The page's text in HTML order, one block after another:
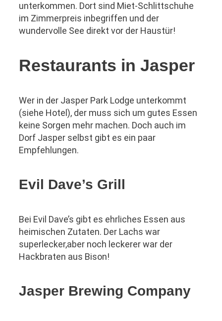
unterkommen. Dort sind Miet-Schlittschuhe
im Zimmerpreis inbegriffen und der
wundervolle See direkt vor der Haustür!
Restaurants in Jasper
Wer in der Jasper Park Lodge unterkommt
(siehe Hotel), der muss sich um gutes Essen
keine Sorgen mehr machen. Doch auch im
Dorf Jasper selbst gibt es ein paar
Empfehlungen.
Evil Dave’s Grill
Bei Evil Dave’s gibt es ehrliches Essen aus
heimischen Zutaten. Der Lachs war
superlecker,aber noch leckerer war der
Hackbraten aus Bison!
Jasper Brewing Company